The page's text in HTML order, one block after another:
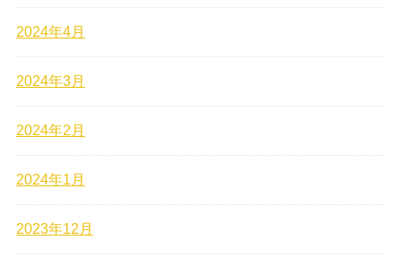
2024年4月
2024年3月
2024年2月
2024年1月
2023年12月